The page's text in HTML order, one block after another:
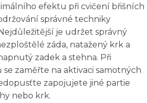
efektu při cvičení břišních
správné techniky
je udržet správný
záda, natažený krk a
zadek a stehna. Při
zaměřte na aktivaci samotných
zapojujete jiné partie
nebo krk.